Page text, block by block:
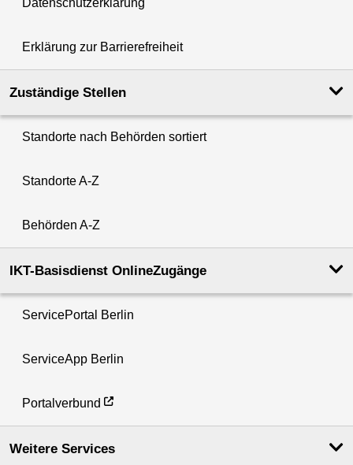
Datenschutzerklärung
Erklärung zur Barrierefreiheit
Zuständige Stellen
Standorte nach Behörden sortiert
Standorte A-Z
Behörden A-Z
IKT-Basisdienst OnlineZugänge
ServicePortal Berlin
ServiceApp Berlin
Portalverbund
Weitere Services